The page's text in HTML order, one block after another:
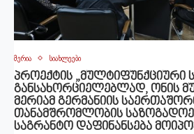
მერია სიახლეები
პროექტის „მულტიფუნქციური
განსახორციელებლად, ონის
მერიამ გერმანიის
თანამშრომლობის
საგრანტო დაფინანსება